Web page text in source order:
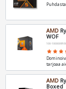
AMD
WOF
100-
star star star
tarjoaa
AMD
Boxed